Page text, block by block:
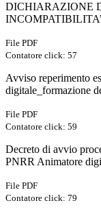
DICHIARAZIONE
File PDF
Contatore click: 57
Avviso reperimento
digitale_formazione
File PDF
Contatore click: 59
Decreto di avvio
PNRR Animatore
File PDF
Contatore click: 79